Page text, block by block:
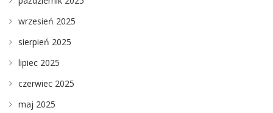
wrzesień 2025
sierpień 2025
lipiec 2025
czerwiec 2025
maj 2025